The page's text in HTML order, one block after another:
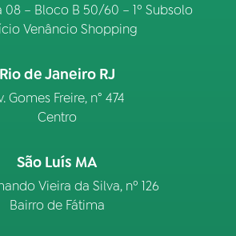
08 – Bloco B 50/60 – 1º Subsolo
Venâncio Shopping
Rio de Janeiro RJ
Gomes Freire, n° 474
Centro
São Luís MA
Vieira da Silva, nº 126
Bairro de Fátima